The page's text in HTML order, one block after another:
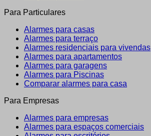
Para Particulares
Alarmes para casas
Alarmes para terraço
Alarmes residenciais para vivendas
Alarmes para apartamentos
Alarmes para garagens
Alarmes para Piscinas
Comparar alarmes para casa
Para Empresas
Alarmes para empresas
Alarmes para espaços comerciais